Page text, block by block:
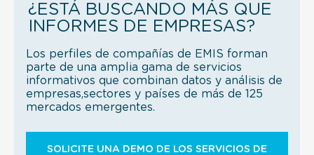
¿ESTÁ BUSCANDO MÁS QUE
INFORMES DE EMPRESAS?
Los perfiles de compañías de EMIS forman
parte de una amplia gama de servicios
informativos que combinan datos y análisis de
empresas,sectores y países de más de 125
mercados emergentes.
SOLICITE UNA DEMO DE LOS SERVICIOS DE